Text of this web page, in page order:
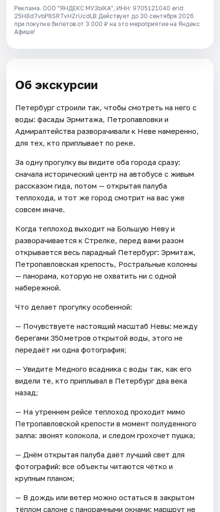
Реклама. ООО "ЯНДЕКС МУЗЫКА", ИНН: 9705121040 erid:
25H8d7vbP8SRTvHZrUcdLB Действует до 30 сентября 2026
при покупке билетов от 3 000 ₽ на это мероприятие на Яндекс
Афише!
Об экскурсии
Петербург строили так, чтобы смотреть на него с
воды: фасады Эрмитажа, Петропавловки и
Адмиралтейства разворачивали к Неве намеренно,
для тех, кто приплывает по реке.
За одну прогулку вы видите оба города сразу:
сначала исторический центр на автобусе с живым
рассказом гида, потом — открытая палуба
теплохода, и тот же город смотрит на вас уже
совсем иначе.
Когда теплоход выходит на Большую Неву и
разворачивается к Стрелке, перед вами разом
открывается весь парадный Петербург: Эрмитаж,
Петропавловская крепость, Ростральные колонны
— панорама, которую не охватить ни с одной
набережной.
Что делает прогулку особенной:
— Почувствуете настоящий масштаб Невы: между
берегами 350 метров открытой воды, этого не
передаёт ни одна фотография;
— Увидите Медного всадника с воды так, как его
видели те, кто приплывал в Петербург два века
назад;
— На утреннем рейсе теплоход проходит мимо
Петропавловской крепости в момент полуденного
залпа: звонят колокола, и следом грохочет пушка;
— Днём открытая палуба даёт лучший свет для
фотографий: все объекты читаются чётко и
крупным планом;
— В дождь или ветер можно остаться в закрытом
тёплом салоне с панорамными окнами: маршрут не